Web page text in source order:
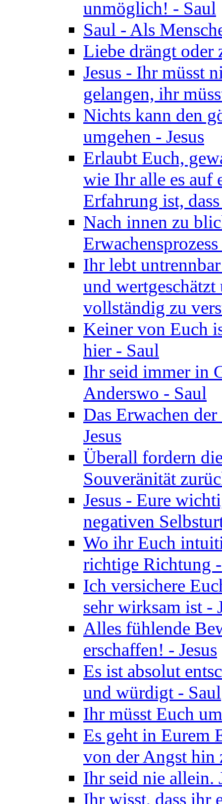
unmöglich! - Saul
Saul - Als
Liebe drängt oder
Jesus - Ihr müsst
gelangen, ihr
Nichts kann den
umgehen - Jesus
Erlaubt Euch,
wie Ihr alle es auf
Erfahrung ist,
Nach innen zu
Ihr lebt
und wertgeschätzt
vollständig zu
Keiner von Euch
hier - Saul
Ihr seid immer in
Anderswo - Saul
Das Erwachen
Jesus
Überall fordern
Souveränität
Jesus - Eure
negativen
Wo ihr Euch
richtige Richtung
Ich versichere
sehr wirksam ist -
Alles fühlende
erschaffen! - Jesus
Es ist absolut
und würdigt - Saul
Ihr müsst Euch
Es geht in Eurem
von der Angst hin
Ihr seid nie allein.
Ihr wisst, dass ihr